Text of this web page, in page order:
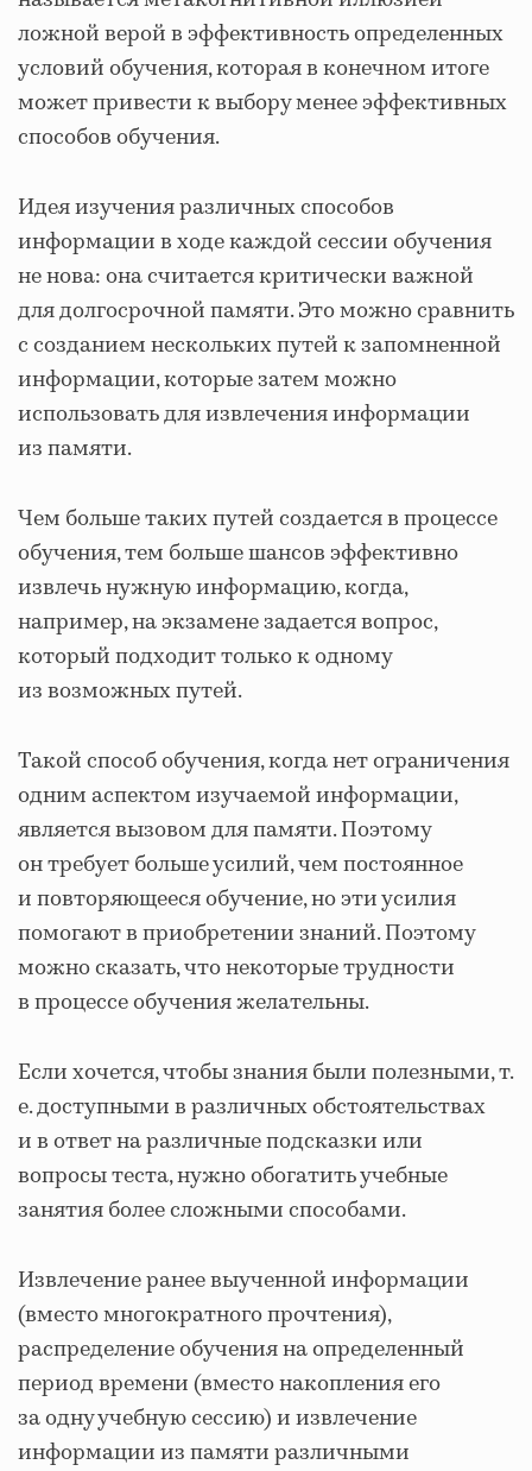
ложной верой в эффективность определенных
условий обучения, которая в конечном итоге
может привести к выбору менее эффективных
способов обучения.
Идея изучения различных способов
информации в ходе каждой сессии обучения
не нова: она считается критически важной
для долгосрочной памяти. Это можно сравнить
с созданием нескольких путей к запомненной
информации, которые затем можно
использовать для извлечения информации
из памяти.
Чем больше таких путей создается в процессе
обучения, тем больше шансов эффективно
извлечь нужную информацию, когда,
например, на экзамене задается вопрос,
который подходит только к одному
из возможных путей.
Такой способ обучения, когда нет ограничения
одним аспектом изучаемой информации,
является вызовом для памяти. Поэтому
он требует больше усилий, чем постоянное
и повторяющееся обучение, но эти усилия
помогают в приобретении знаний. Поэтому
можно сказать, что некоторые трудности
в процессе обучения желательны.
Если хочется, чтобы знания были полезными, т.
е. доступными в различных обстоятельствах
и в ответ на различные подсказки или
вопросы теста, нужно обогатить учебные
занятия более сложными способами.
Извлечение ранее выученной информации
(вместо многократного прочтения),
распределение обучения на определенный
период времени (вместо накопления его
за одну учебную сессию) и извлечение
информации из памяти различными